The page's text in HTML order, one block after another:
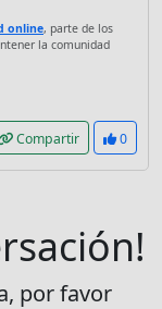
online, parte de los
la comunidad
Compartir 0
por favor